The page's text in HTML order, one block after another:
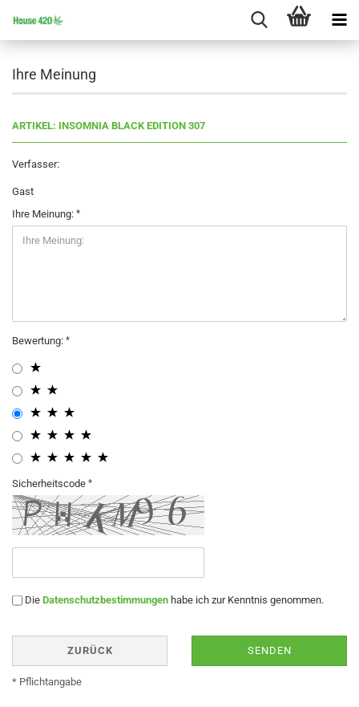
Ihre Meinung
ARTIKEL: INSOMNIA BLACK EDITION 307
Verfasser:
Gast
Ihre Meinung:
Bewertung:
Sicherheitscode
Die Datenschutzbestimmungen habe ich zur Kenntnis genommen.
ZURÜCK SENDEN
* Pflichtangabe